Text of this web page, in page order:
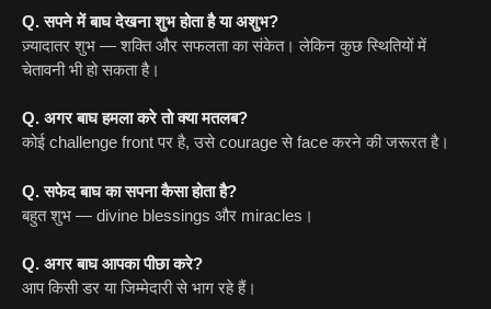
Q. सपने में बाघ देखना शुभ होता है या अशुभ?
ज़्यादातर शुभ — शक्ति और सफलता का संकेत। लेकिन कुछ स्थितियों में
चेतावनी भी हो सकता है।
Q. अगर बाघ हमला करे तो क्या मतलब?
कोई challenge front पर है, उसे courage से face करने की जरूरत है।
Q. सफेद बाघ का सपना कैसा होता है?
बहुत शुभ — divine blessings और miracles।
Q. अगर बाघ आपका पीछा करे?
आप किसी डर या जिम्मेदारी से भाग रहे हैं।